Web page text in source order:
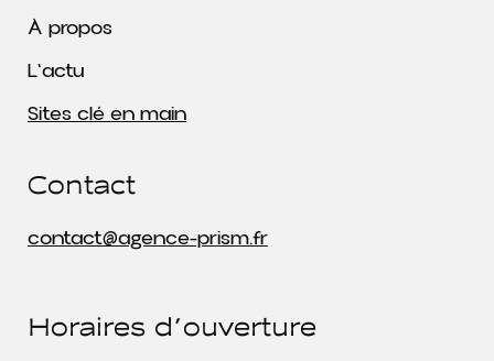
À propos
L'actu
Sites clé en main
Contact
contact@agence-prism.fr
Horaires d'ouverture